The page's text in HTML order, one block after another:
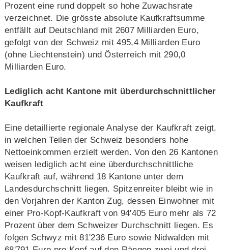
Prozent eine rund doppelt so hohe Zuwachsrate
verzeichnet. Die grösste absolute Kaufkraftsumme
entfällt auf Deutschland mit 2607 Milliarden Euro,
gefolgt von der Schweiz mit 495,4 Milliarden Euro
(ohne Liechtenstein) und Österreich mit 290,0
Milliarden Euro.
Lediglich acht Kantone mit überdurchschnittlicher
Kaufkraft
Eine detaillierte regionale Analyse der Kaufkraft zeigt,
in welchen Teilen der Schweiz besonders hohe
Nettoeinkommen erzielt werden. Von den 26 Kantonen
weisen lediglich acht eine überdurchschnittliche
Kaufkraft auf, während 18 Kantone unter dem
Landesdurchschnitt liegen. Spitzenreiter bleibt wie in
den Vorjahren der Kanton Zug, dessen Einwohner mit
einer Pro‑Kopf‑Kaufkraft von 94'405 Euro mehr als 72
Prozent über dem Schweizer Durchschnitt liegen. Es
folgen Schwyz mit 81'236 Euro sowie Nidwalden mit